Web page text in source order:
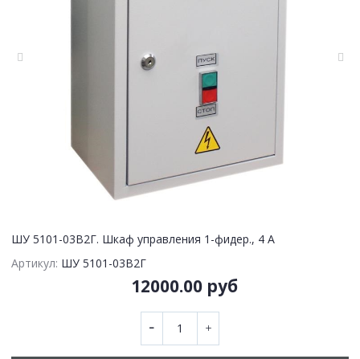
ШУ 5101-03В2Г. Шкаф управления 1-фидер., 4 А
Артикул: ШУ 5101-03В2Г
12000.00 руб